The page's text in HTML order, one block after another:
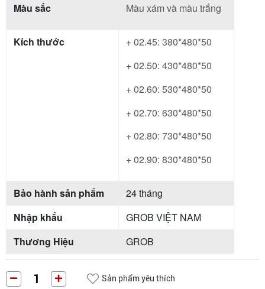
Màu sắc
Màu xám và màu trắng
Kích thước
+ 02.45: 380*480*50
+ 02.50: 430*480*50
+ 02.60: 530*480*50
+ 02.70: 630*480*50
+ 02.80: 730*480*50
+ 02.90: 830*480*50
Bảo hành sản phẩm
24 tháng
Nhập khẩu
GROB VIỆT NAM
Thương Hiệu
GROB
Sản phẩm yêu thích